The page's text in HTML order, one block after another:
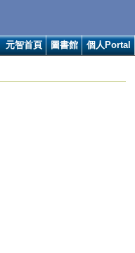
元智首頁 圖書館 個人Portal